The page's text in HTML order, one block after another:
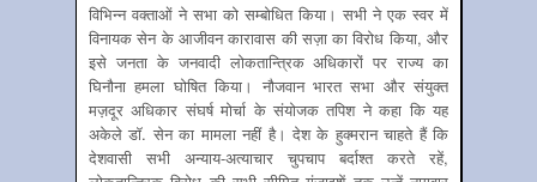
विभिन्न वक्ताओं ने सभा को सम्बोधित किया। सभी ने एक स्वर में
विनायक सेन के आजीवन कारावास की सज़ा का विरोध किया, और
इसे जनता के जनवादी लोकतान्त्रिक अधिकारों पर राज्य का
घिनौना हमला घोषित किया। नौजवान भारत सभा और संयुक्त
मज़दूर अधिकार संघर्ष मोर्चा के संयोजक तपिश ने कहा कि यह
अकेले डॉ. सेन का मामला नहीं है। देश के हुक्मरान चाहते हैं कि
देशवासी सभी अन्याय-अत्याचार चुपचाप बर्दाश्त करते रहें,